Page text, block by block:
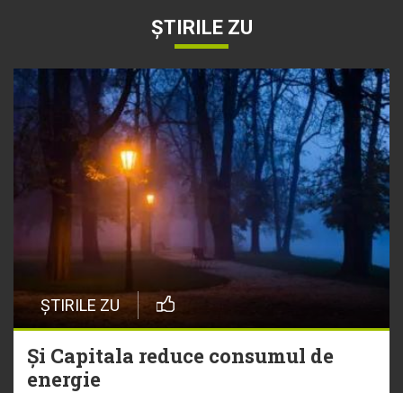
ȘTIRILE ZU
ȘTIRILE ZU
Și Capitala reduce consumul de
energie